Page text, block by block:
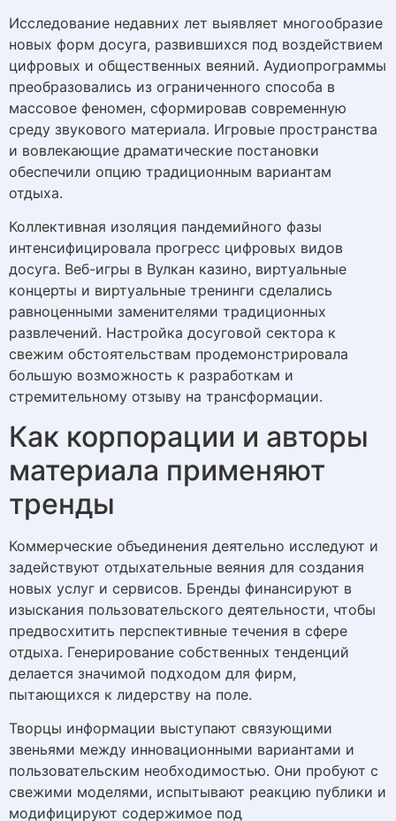
Исследование недавних лет выявляет многообразие
новых форм досуга, развившихся под воздействием
цифровых и общественных веяний. Аудиопрограммы
преобразовались из ограниченного способа в
массовое феномен, сформировав современную
среду звукового материала. Игровые пространства
и вовлекающие драматические постановки
обеспечили опцию традиционным вариантам
отдыха.
Коллективная изоляция пандемийного фазы
интенсифицировала прогресс цифровых видов
досуга. Веб-игры в Вулкан казино, виртуальные
концерты и виртуальные тренинги сделались
равноценными заменителями традиционных
развлечений. Настройка досуговой сектора к
свежим обстоятельствам продемонстрировала
большую возможность к разработкам и
стремительному отзыву на трансформации.
Как корпорации и авторы
материала применяют
тренды
Коммерческие объединения деятельно исследуют и
задействуют отдыхательные веяния для создания
новых услуг и сервисов. Бренды финансируют в
изыскания пользовательского деятельности, чтобы
предвосхитить перспективные течения в сфере
отдыха. Генерирование собственных тенденций
делается значимой подходом для фирм,
пытающихся к лидерству на поле.
Творцы информации выступают связующими
звеньями между инновационными вариантами и
пользовательским необходимостью. Они пробуют с
свежими моделями, испытывают реакцию публики и
модифицируют содержимое под